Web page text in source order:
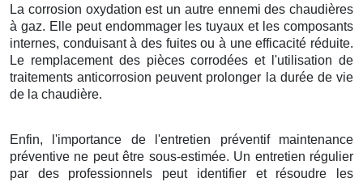
La corrosion oxydation est un autre ennemi des chaudières
à gaz. Elle peut endommager les tuyaux et les composants
internes, conduisant à des fuites ou à une efficacité réduite.
Le remplacement des pièces corrodées et l'utilisation de
traitements anticorrosion peuvent prolonger la durée de vie
de la chaudière.
Enfin, l'importance de l'entretien préventif maintenance
préventive ne peut être sous-estimée. Un entretien régulier
par des professionnels peut identifier et résoudre les